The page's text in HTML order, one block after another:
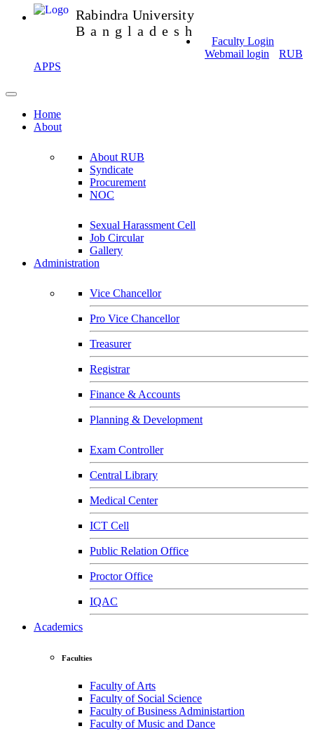
Rabindra University
Bangladesh
Faculty Login
Webmail login
RUB
APPS
Home
About
About RUB
Syndicate
Procurement
NOC
Sexual Harassment Cell
Job Circular
Gallery
Administration
Vice Chancellor
Pro Vice Chancellor
Treasurer
Registrar
Finance & Accounts
Planning & Development
Exam Controller
Central Library
Medical Center
ICT Cell
Public Relation Office
Proctor Office
IQAC
Academics
Faculties
Faculty of Arts
Faculty of Social Science
Faculty of Business Administartion
Faculty of Music and Dance